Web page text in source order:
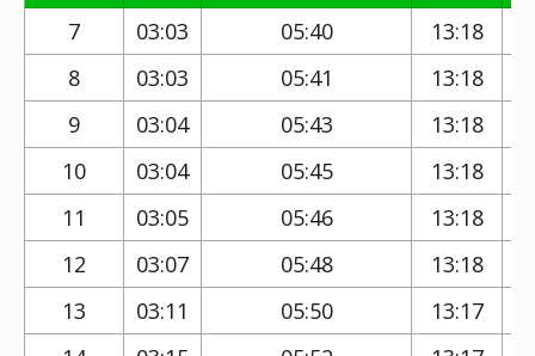
7
03:03 05:40 13:18
8
03:03 05:41 13:18
9
03:04 05:43 13:18
10
03:04 05:45 13:18
11
03:05 05:46 13:18
12
03:07 05:48 13:18
13
03:11 05:50 13:17